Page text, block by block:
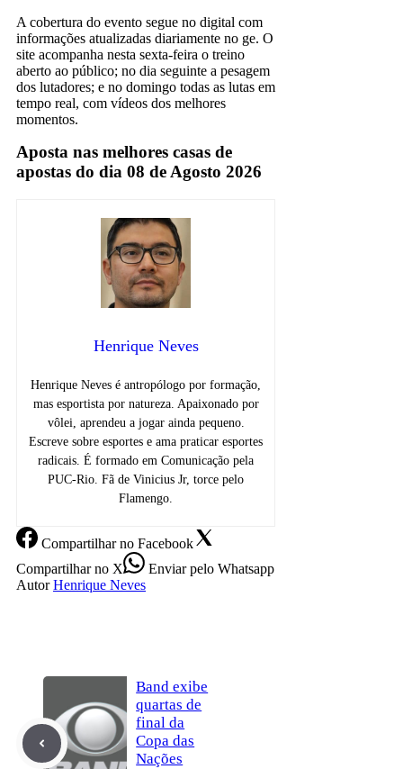
A cobertura do evento segue no digital com
informações atualizadas diariamente no ge. O
site acompanha nesta sexta-feira o treino
aberto ao público; no dia seguinte a pesagem
dos lutadores; e no domingo todas as lutas em
tempo real, com vídeos dos melhores
momentos.
Aposta nas melhores casas de
apostas do dia 08 de Agosto 2026
Henrique Neves
Henrique Neves é antropólogo por formação,
mas esportista por natureza. Apaixonado por
vôlei, aprendeu a jogar ainda pequeno.
Escreve sobre esportes e ama praticar esportes
radicais. É formado em Comunicação pela
PUC-Rio. Fã de Vinicius Jr, torce pelo
Flamengo.
Compartilharno Facebook
Compartilharno X Enviarpelo Whatsapp
Autor Henrique Neves
Band exibe
quartas de
final da
Copa das
Nações